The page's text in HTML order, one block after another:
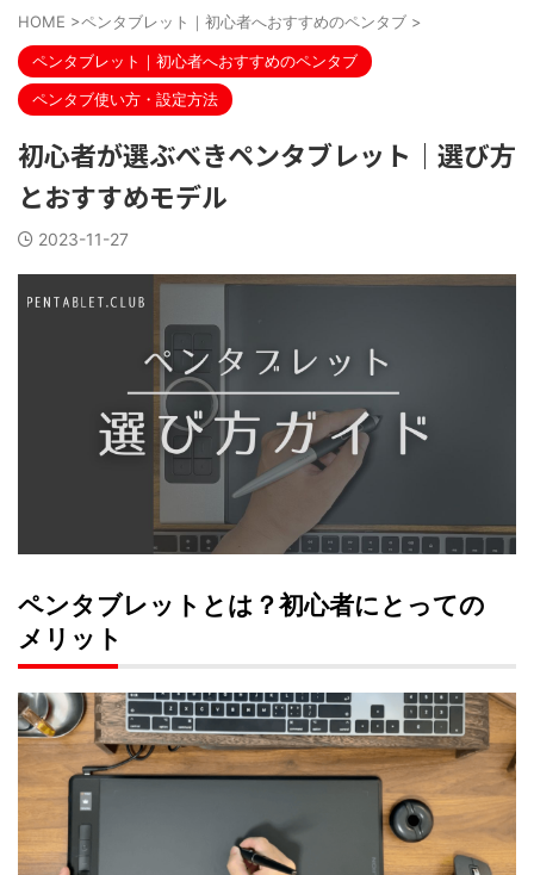
HOME >ペンタブレット｜初心者へおすすめのペンタブ >
ペンタブレット｜初心者へおすすめのペンタブ
ペンタブ使い方・設定方法
初心者が選ぶべきペンタブレット｜選び方
とおすすめモデル
2023-11-27
ペンタブレットとは？初心者にとっての
メリット